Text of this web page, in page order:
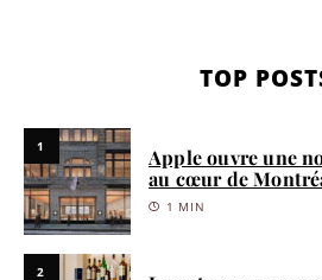
TOP
1
Apple ouvre une
au cœur de
1 MIN
2